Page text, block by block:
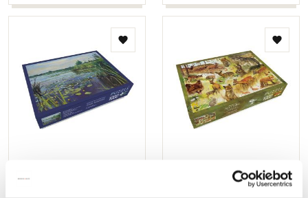
Zur
Koopmans, Nationaal Park
Zur
Puzzle (1.000 Teile): Drawn
to Nature, Rien Poortvliet